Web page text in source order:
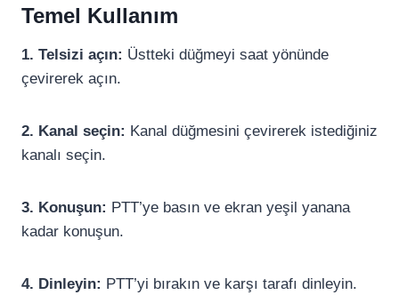
Temel Kullanım
1. Telsizi açın: Üstteki düğmeyi saat yönünde
çevirerek açın.
2. Kanal seçin: Kanal düğmesini çevirerek istediğiniz
kanalı seçin.
3. Konuşun: PTT’ye basın ve ekran yeşil yanana
kadar konuşun.
4. Dinleyin: PTT’yi bırakın ve karşı tarafı dinleyin.